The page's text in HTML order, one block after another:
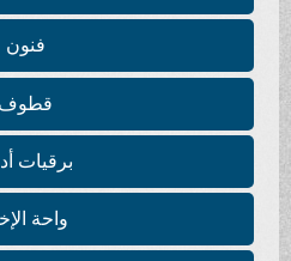
فنون
قطوف
برقيات أدبية
واحة الإخاء